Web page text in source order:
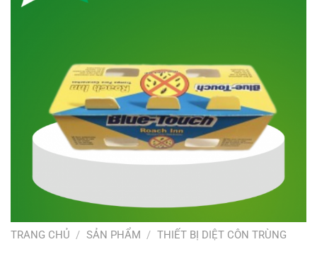
TRANG CHỦ / SẢN PHẨM / THIẾT BỊ DIỆT CÔN TRÙNG